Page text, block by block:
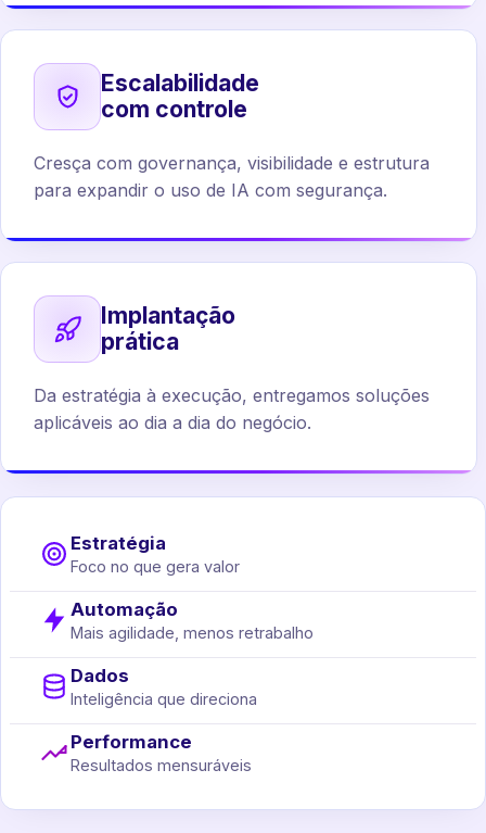
Escalabilidade
com controle
Cresça com governança, visibilidade e estrutura
para expandir o uso de IA com segurança.
Implantação
prática
Da estratégia à execução, entregamos soluções
aplicáveis ao dia a dia do negócio.
Estratégia
Foco no que gera valor
Automação
Mais agilidade, menos retrabalho
Dados
Inteligência que direciona
Performance
Resultados mensuráveis